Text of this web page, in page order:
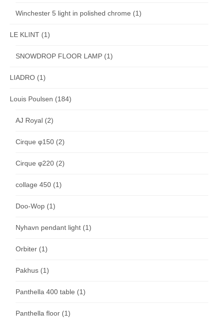
Winchester 5 light in polished chrome (1)
LE KLINT (1)
SNOWDROP FLOOR LAMP (1)
LIADRO (1)
Louis Poulsen (184)
AJ Royal (2)
Cirque φ150 (2)
Cirque φ220 (2)
collage 450 (1)
Doo-Wop (1)
Nyhavn pendant light (1)
Orbiter (1)
Pakhus (1)
Panthella 400 table (1)
Panthella floor (1)